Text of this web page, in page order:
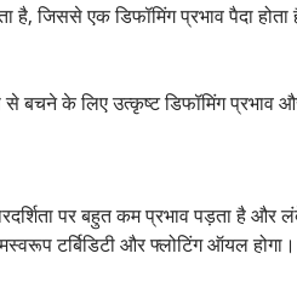
है, जिससे एक डिफॉमिंग प्रभाव पैदा
बचने के लिए उत्कृष्ट डिफॉमिंग प्रभाव
पर बहुत कम प्रभाव पड़ता है और
टर्बिडिटी और फ्लोटिंग ऑयल होगा।